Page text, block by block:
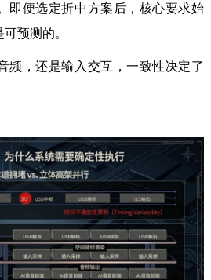
即便选定折中方案后，核心要求始
预测的。
频，还是输入交互，一致性决定了